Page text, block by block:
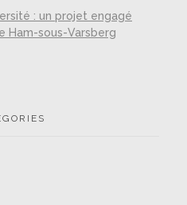
: un projet engagé
Ham-sous-Varsberg